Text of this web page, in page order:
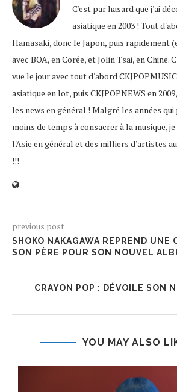
C'est par hasard que j'ai
asiatique en 2003 ! Tout
Hamasaki, donc le Japon, puis rapidement
avec BOA, en Corée, et Jolin Tsai, en Chine.
vue le jour avec tout d'abord
asiatique en lot, puis CKJPOPNEWS en
les news en général ! Malgré les années
moins de temps à consacrer à la musique,
l'Asie en général et des milliers d'artistes
!!!
previous post
SHOKO NAKAGAWA REPREND UNE
SON PÈRE POUR SON NOUVEL
CRAYON POP : DÉVOILE SON
YOU MAY ALSO